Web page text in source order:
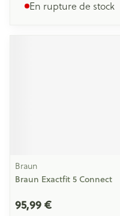
En rupture de stock
Braun
Braun Exactfit 5 Connect
95,99 €